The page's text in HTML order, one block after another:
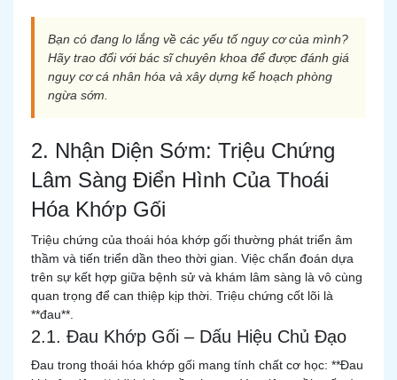
Bạn có đang lo lắng về các yếu tố nguy cơ của mình?
Hãy trao đổi với bác sĩ chuyên khoa để được đánh giá
nguy cơ cá nhân hóa và xây dựng kế hoạch phòng
ngừa sớm.
2. Nhận Diện Sớm: Triệu Chứng
Lâm Sàng Điển Hình Của Thoái
Hóa Khớp Gối
Triệu chứng của thoái hóa khớp gối thường phát triển âm
thầm và tiến triển dần theo thời gian. Việc chẩn đoán dựa
trên sự kết hợp giữa bệnh sử và khám lâm sàng là vô cùng
quan trọng để can thiệp kịp thời. Triệu chứng cốt lõi là
**đau**.
2.1. Đau Khớp Gối – Dấu Hiệu Chủ Đạo
Đau trong thoái hóa khớp gối mang tính chất cơ học: **Đau